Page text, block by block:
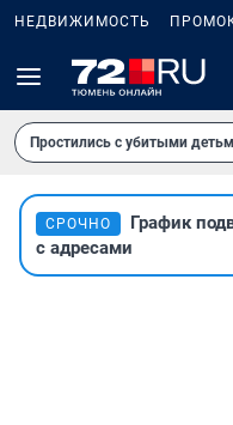
НЕДВИЖИМОСТЬ
Простились с убитыми
СРОЧНО
График
с адресами